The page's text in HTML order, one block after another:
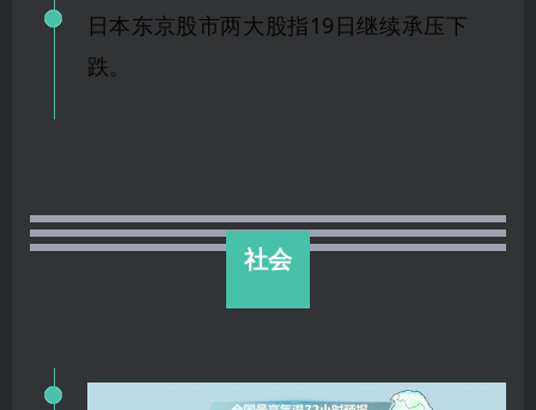
日本东京股市两大股指19日继续承压下
跌。
社会